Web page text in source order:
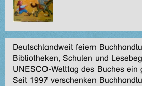
Deutschlandweit feiern
Bibliotheken, Schulen und
UNESCO-Welttag des Buches ein
Seit 1997 verschenken